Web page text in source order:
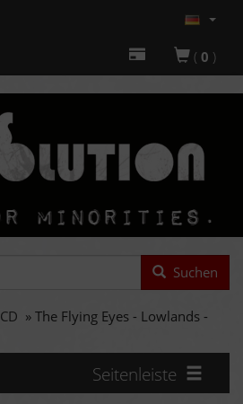
( 0 )
Suchen
CD » The Flying Eyes - Lowlands -
Seitenleiste